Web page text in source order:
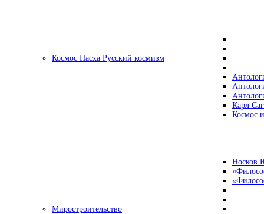
Космос Пасха Русский космизм
Карл
Космос
Носков
Миростроительство